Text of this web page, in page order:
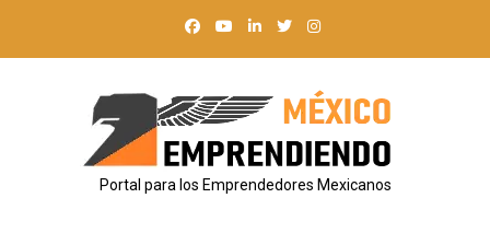
Portal para los Emprendedores Mexicanos